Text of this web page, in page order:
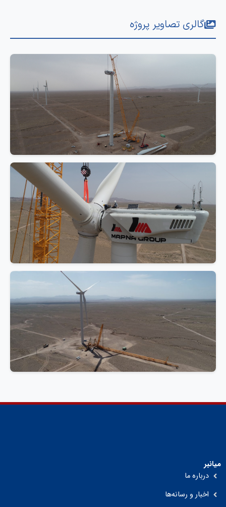
گالری تصاویر پروژه
میانبر
درباره ما
اخبار و رسانه‌ها